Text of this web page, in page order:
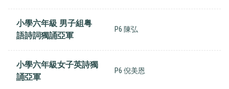
小學六年級 男子組粤
語詩詞獨誦亞軍
P6 陳弘
小學六年級女子英詩獨
誦亞軍
P6 倪美恩